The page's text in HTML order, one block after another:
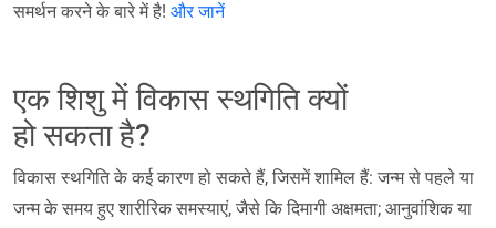
समर्थन करने के बारे में है! और जानें
एक शिशु में विकास स्थगिति क्यों
हो सकता है?
विकास स्थगिति के कई कारण हो सकते हैं, जिसमें शामिल हैं: जन्म से पहले या
जन्म के समय हुए शारीरिक समस्याएं, जैसे कि दिमागी अक्षमता; आनुवांशिक या